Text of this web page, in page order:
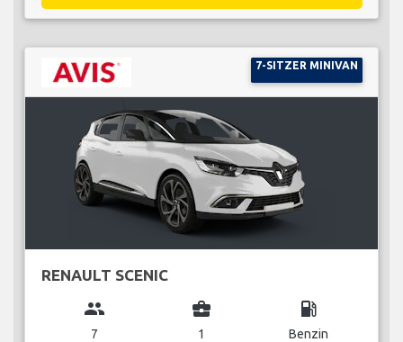
7-SITZER MINIVAN
RENAULT SCENIC
group
7
business_center
1
local_gas_station
Benzin